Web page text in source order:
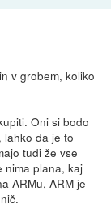
v grobem, koliko
Oni si bodo
lahko da je to
tudi že vse
nima plana, kaj
ARMu, ARM je